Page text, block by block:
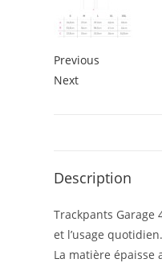
Previous
Next
Description
Trackpants
et l’usage quotidien.
La matière épaisse